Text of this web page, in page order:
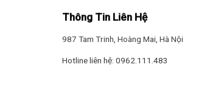
Thông Tin Liên Hệ
987 Tam Trinh, Hoàng Mai, Hà Nội
Hotline liên hệ: 0962.111.483